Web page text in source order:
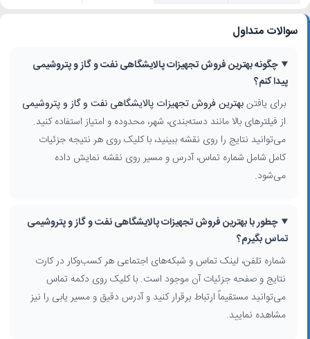
سوالات متداول
چگونه بهترین فروش تجهیزات پالایشگاهی نفت و گاز و پتروشیمی
پیدا کنم؟
برای یافتنبهترین فروش تجهیزات پالایشگاهی نفت و گاز و پتروشیمی
از فیلترهای بالا مانند دسته‌بندی، شهر، محدوده و امتیاز استفاده کنید.
می‌توانید نتایج را روی نقشه ببینید، با کلیک روی هر نتیجه جزئیات
کامل شامل شماره تماس، آدرس و مسیر روی نقشه نمایش داده
می‌شود.
چطور با بهترین فروش تجهیزات پالایشگاهی نفت و گاز و پتروشیمی
تماس بگیرم؟
شماره تلفن، لینک تماس و شبکه‌های اجتماعی هر کسب‌وکار در کارت
نتایج و صفحه جزئیات آن موجود است. با کلیک روی دکمه تماس
می‌توانید مستقیماً ارتباط برقرار کنید و آدرس دقیق و مسیر یابی را نیز
مشاهده نمایید.